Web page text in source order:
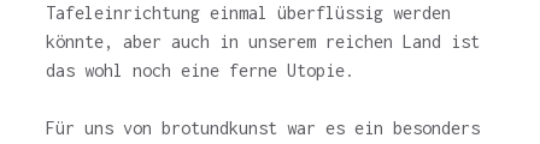
Tafeleinrichtung einmal überflüssig werden
könnte, aber auch in unserem reichen Land ist
das wohl noch eine ferne Utopie.
Für uns von brotundkunst war es ein besonders